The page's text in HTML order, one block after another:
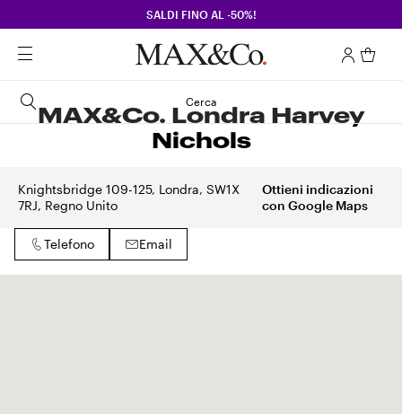
SALDI FINO AL -50%!
Cerca
MAX&Co. Londra Harvey
Nichols
Knightsbridge 109-125, Londra, SW1X
7RJ, Regno Unito
Ottieni indicazioni
con Google Maps
Telefono Email